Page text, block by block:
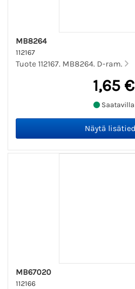
MB8264
112167
Tuote 112167. MB8264. D-ram.
1,65 €
Saatavilla
MB67020
112166